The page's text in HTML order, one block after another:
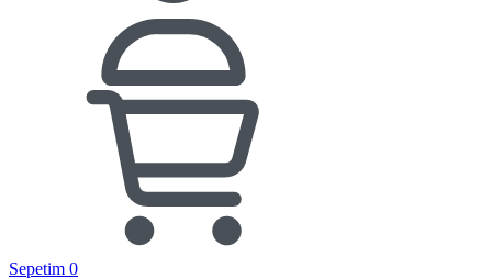
Sepetim 0